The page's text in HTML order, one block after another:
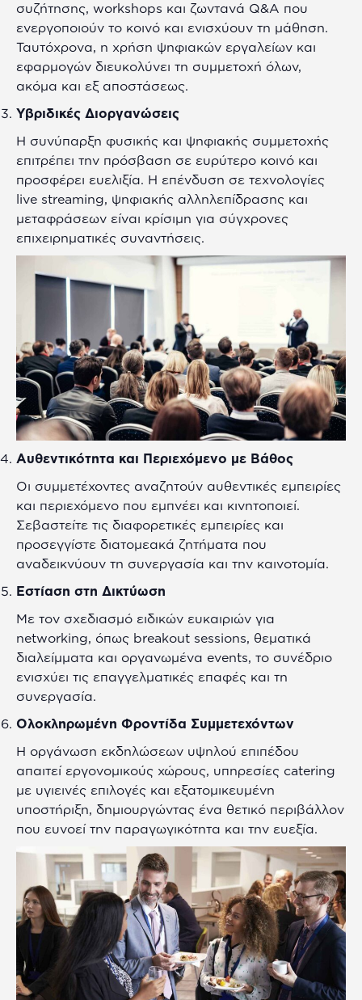
συζήτησης, workshops και ζωντανά Q&A που
ενεργοποιούν το κοινό και ενισχύουν τη μάθηση.
Ταυτόχρονα, η χρήση ψηφιακών εργαλείων και
εφαρμογών διευκολύνει τη συμμετοχή όλων,
ακόμα και εξ αποστάσεως.
Υβριδικές Διοργανώσεις
Η συνύπαρξη φυσικής και ψηφιακής συμμετοχής
επιτρέπει την πρόσβαση σε ευρύτερο κοινό και
προσφέρει ευελιξία. Η επένδυση σε τεχνολογίες
live streaming, ψηφιακής αλληλεπίδρασης και
μεταφράσεων είναι κρίσιμη για σύγχρονες
επιχειρηματικές συναντήσεις.
Αυθεντικότητα και Περιεχόμενο με Βάθος
Οι συμμετέχοντες αναζητούν αυθεντικές εμπειρίες
και περιεχόμενο που εμπνέει και κινητοποιεί.
Σεβαστείτε τις διαφορετικές εμπειρίες και
προσεγγίστε διατομεακά ζητήματα που
αναδεικνύουν τη συνεργασία και την καινοτομία.
Εστίαση στη Δικτύωση
Με τον σχεδιασμό ειδικών ευκαιριών για
networking, όπως breakout sessions, θεματικά
διαλείμματα και οργανωμένα events, το συνέδριο
ενισχύει τις επαγγελματικές επαφές και τη
συνεργασία.
Ολοκληρωμένη Φροντίδα Συμμετεχόντων
Η οργάνωση εκδηλώσεων υψηλού επιπέδου
απαιτεί εργονομικούς χώρους, υπηρεσίες catering
με υγιεινές επιλογές και εξατομικευμένη
υποστήριξη, δημιουργώντας ένα θετικό περιβάλλον
που ευνοεί την παραγωγικότητα και την ευεξία.